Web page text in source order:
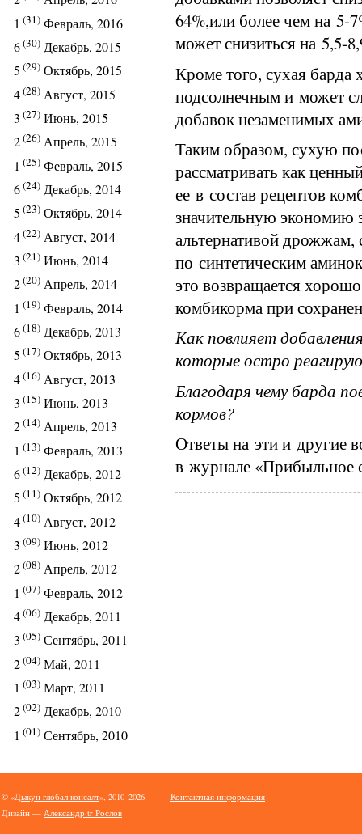
1 (31) Февраль, 2016
6(30) Декабрь, 2015
5 (29) Октябрь, 2015
4(28) Август, 2015
3 (27) Июнь, 2015
2(26) Апрель, 2015
1 (25) Февраль, 2015
6(24) Декабрь, 2014
5 (23) Октябрь, 2014
4(22) Август, 2014
3 (21) Июнь, 2014
2(20) Апрель, 2014
1 (19) Февраль, 2014
6(18) Декабрь, 2013
5 (17) Октябрь, 2013
4(16) Август, 2013
3 (15) Июнь, 2013
2(14) Апрель, 2013
1 (13) Февраль, 2013
6(12) Декабрь, 2012
5 (11) Октябрь, 2012
4(10) Август, 2012
3 (09) Июнь, 2012
2(08) Апрель, 2012
1 (07) Февраль, 2012
4(06) Декабрь, 2011
3 (05) Сентябрь, 2011
2(04) Май, 2011
1 (03) Март, 2011
2(02) Декабрь, 2010
1 (01) Сентябрь, 2010
64%,или более чем на 5-
может снизиться на 5,5-
Кроме того, сухая
подсолнечным и может
добавок незаменимых
Таким образом, сухую
рассматривать как
ее в состав рецептов
значительную
альтернативой дрожжам,
по синтетическим
это возвращается
комбикорма при
Как повлияет
которые остро
Благодаря чему барда
кормов?
Ответы на эти и другие
в журнале «Прибыльное
© «Дыкун глобал консалт», 2010–2026
Дизайн — Александр tr Рослов
Контактная информация